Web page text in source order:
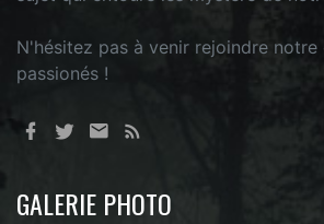
N'hésitez pas à venir rejoindre notre
passionés !
GALERIE PHOTO